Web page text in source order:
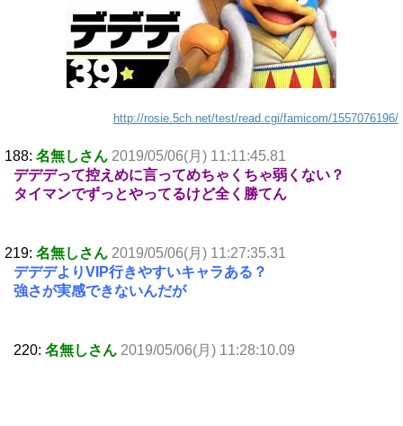
http://rosie.5ch.net/test/read.cgi/famicom/1557076196/
188: 名無しさん 2019/05/06(月) 11:11:45.81
デデデって控えめに言ってめちゃくちゃ弱くない？
タイマンでずっとやってるけど全く勝てん
219: 名無しさん 2019/05/06(月) 11:27:35.31
デデデよりVIP行きやすいキャラある？
強さが実感できないんだが
220: 名無しさん 2019/05/06(月) 11:28:10.09